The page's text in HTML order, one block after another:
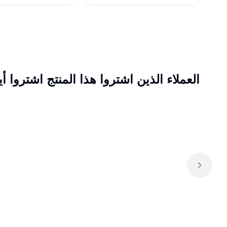
العملاء الذين اشتروا هذا المنتج اشتروا
Next